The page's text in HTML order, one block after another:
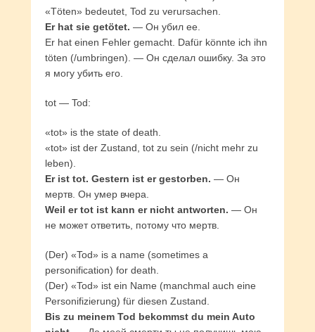
«Töten» bedeutet, Tod zu verursachen.
Er hat sie getötet. — Он убил ее.
Er hat einen Fehler gemacht. Dafür könnte ich ihn
töten (/umbringen). — Он сделал ошибку. За это
я могу убить его.
tot — Tod:
«tot» is the state of death.
«tot» ist der Zustand, tot zu sein (/nicht mehr zu
leben).
Er ist tot. Gestern ist er gestorben. — Он
мертв. Он умер вчера.
Weil er tot ist kann er nicht antworten. — Он
не может ответить, потому что мертв.
(Der) «Tod» is a name (sometimes a
personification) for death.
(Der) «Tod» ist ein Name (manchmal auch eine
Personifizierung) für diesen Zustand.
Bis zu meinem Tod bekommst du mein Auto